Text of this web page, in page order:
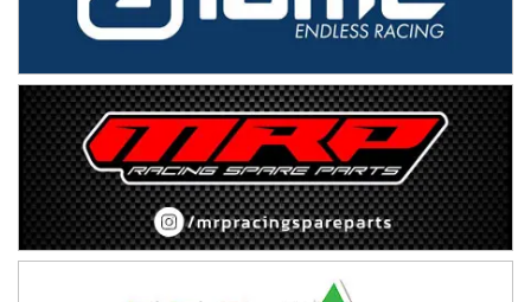
IAME SERIES ARGENTINA 6
Ramiro Tot (Asfalto)
KDO - F6
Ciudad de Trenque Lauquen (Asfalto)
Trenque Lauquen (Buenos Aires)
ENTRERRIANO - F6 (POSTERGADA)
Parque de la Velocidad (Asfalto)
Villaguay (Entre Ríos)